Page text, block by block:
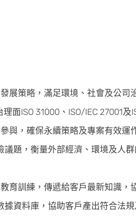
策略，滿足環境、社會及公司
面ISO 31000、ISO/IEC 27001及
與，確保永續策略及專案有效運
題，衡量外部經濟、環境及人
育訓練，傳遞給客戶最新知識，
資料庫，協助客戶產出符合法